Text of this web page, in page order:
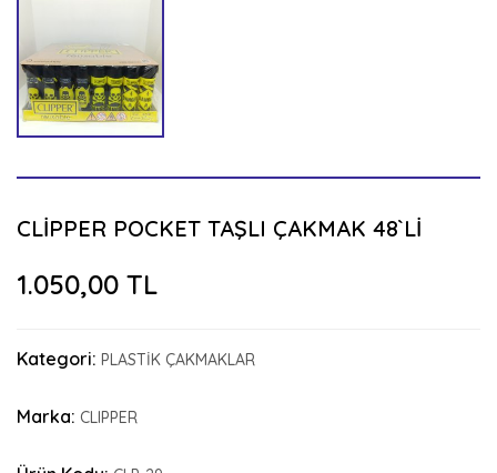
CLİPPER POCKET TAŞLI ÇAKMAK 48`Lİ
1.050,00 TL
Kategori: PLASTİK ÇAKMAKLAR
Marka: CLIPPER